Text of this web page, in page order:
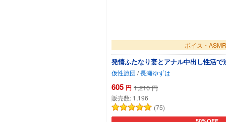
ボイス・ASMR
発情ふたなり妻とアナル中出し性活
仮性旅団 /長瀬ゆずは
605 円 1,210 円
販売数: 1,196
(75)